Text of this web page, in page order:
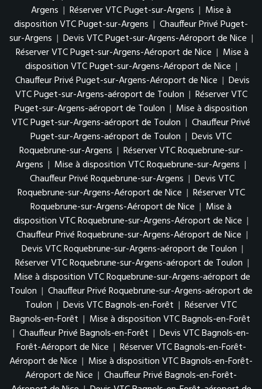
Argens | Réserver VTC Puget-sur-Argens | Mise à
disposition VTC Puget-sur-Argens | Chauffeur Privé Puget-
sur-Argens | Devis VTC Puget-sur-Argens-Aéroport de Nice |
Réserver VTC Puget-sur-Argens-Aéroport de Nice | Mise à
disposition VTC Puget-sur-Argens-Aéroport de Nice |
Chauffeur Privé Puget-sur-Argens-Aéroport de Nice | Devis
VTC Puget-sur-Argens-aéroport de Toulon | Réserver VTC
Puget-sur-Argens-aéroport de Toulon | Mise à disposition
VTC Puget-sur-Argens-aéroport de Toulon | Chauffeur Privé
Puget-sur-Argens-aéroport de Toulon | Devis VTC
Roquebrune-sur-Argens | Réserver VTC Roquebrune-sur-
Argens | Mise à disposition VTC Roquebrune-sur-Argens |
Chauffeur Privé Roquebrune-sur-Argens | Devis VTC
Roquebrune-sur-Argens-Aéroport de Nice | Réserver VTC
Roquebrune-sur-Argens-Aéroport de Nice | Mise à
disposition VTC Roquebrune-sur-Argens-Aéroport de Nice |
Chauffeur Privé Roquebrune-sur-Argens-Aéroport de Nice |
Devis VTC Roquebrune-sur-Argens-aéroport de Toulon |
Réserver VTC Roquebrune-sur-Argens-aéroport de Toulon |
Mise à disposition VTC Roquebrune-sur-Argens-aéroport de
Toulon | Chauffeur Privé Roquebrune-sur-Argens-aéroport de
Toulon | Devis VTC Bagnols-en-Forêt | Réserver VTC
Bagnols-en-Forêt | Mise à disposition VTC Bagnols-en-Forêt
| Chauffeur Privé Bagnols-en-Forêt | Devis VTC Bagnols-en-
Forêt-Aéroport de Nice | Réserver VTC Bagnols-en-Forêt-
Aéroport de Nice | Mise à disposition VTC Bagnols-en-Forêt-
Aéroport de Nice | Chauffeur Privé Bagnols-en-Forêt-